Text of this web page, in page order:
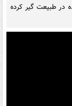
در طبیعت گیر کرده